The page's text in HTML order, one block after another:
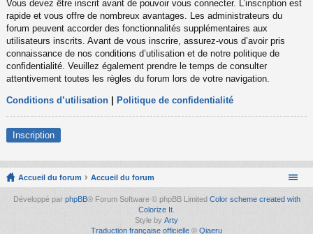
Vous devez être inscrit avant de pouvoir vous connecter. L’inscription est
rapide et vous offre de nombreux avantages. Les administrateurs du
forum peuvent accorder des fonctionnalités supplémentaires aux
utilisateurs inscrits. Avant de vous inscrire, assurez-vous d’avoir pris
connaissance de nos conditions d’utilisation et de notre politique de
confidentialité. Veuillez également prendre le temps de consulter
attentivement toutes les règles du forum lors de votre navigation.
Conditions d’utilisation Politique de confidentialité
Inscription
Accueil du forum Accueil du forum
Développé par phpBB® Forum Software © phpBB Limited Color scheme created with
Colorize It.
Style by Arty
Traduction française officielle © Qiaeru